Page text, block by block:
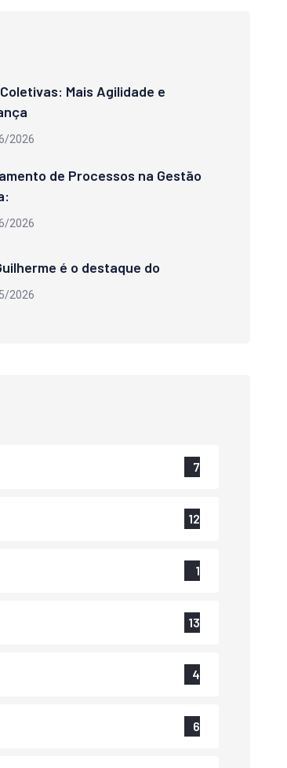
Mais Agilidade e
2026
de Processos na Gestão
2026
é o destaque do
2026
7
12
1
13
4
6